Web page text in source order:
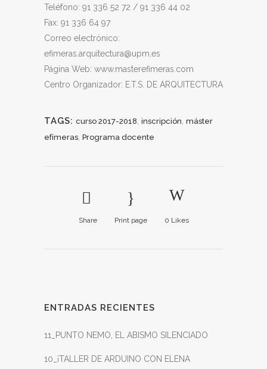
Teléfono: 91 336 52 72 / 91 336 44 02
Fax: 91 336 64 97
Correo electrónico:
efimeras.arquitectura@upm.es
Página Web: www.masterefimeras.com
Centro Organizador: E.T.S. DE ARQUITECTURA
TAGS: curso 2017-2018 inscripción máster
efímeras Programa docente
Share Print page 0 Likes
ENTRADAS RECIENTES
11_PUNTO NEMO, EL ABISMO SILENCIADO
10_¡TALLER DE ARDUINO CON ELENA